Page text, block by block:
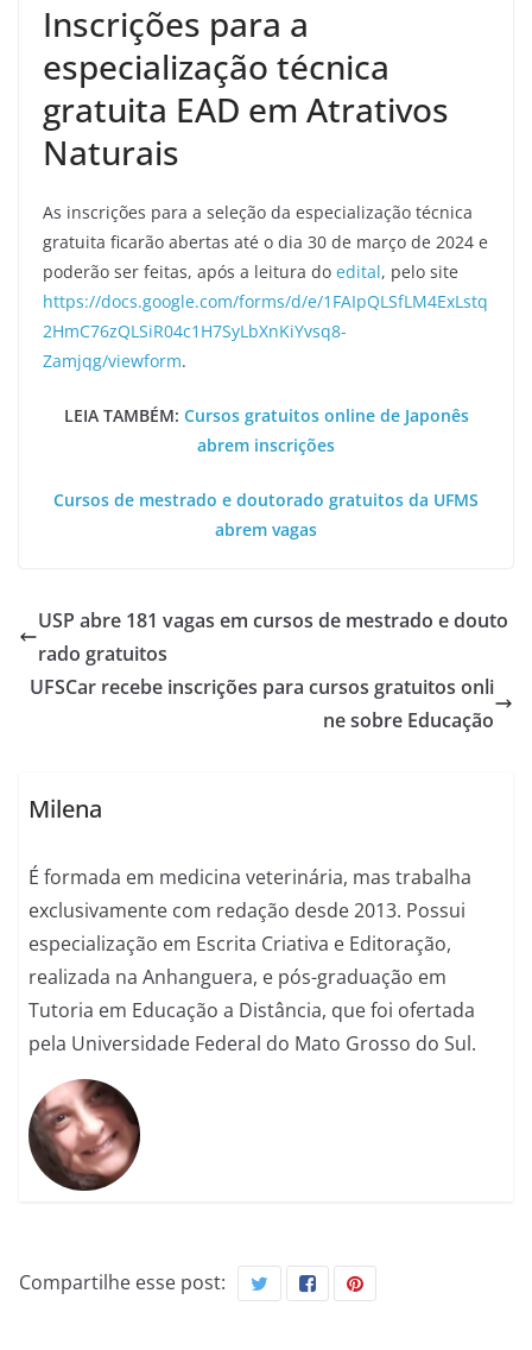
Inscrições para a
especialização técnica
gratuita EAD em Atrativos
Naturais
As inscrições para a seleção da especialização técnica
gratuita ficarão abertas até o dia 30 de março de 2024 e
poderão ser feitas, após a leitura do edital, pelo site
https://docs.google.com/forms/d/e/1FAIpQLSfLM4ExLstq
2HmC76zQLSiR04c1H7SyLbXnKiYvsq8-
Zamjqg/viewform.
LEIA TAMBÉM: Cursos gratuitos online de Japonês
abrem inscrições
Cursos de mestrado e doutorado gratuitos da UFMS
abrem vagas
USP abre 181 vagas em cursos de mestrado e douto
rado gratuitos
UFSCar recebe inscrições para cursos gratuitos onli
ne sobre Educação
Milena
É formada em medicina veterinária, mas trabalha
exclusivamente com redação desde 2013. Possui
especialização em Escrita Criativa e Editoração,
realizada na Anhanguera, e pós-graduação em
Tutoria em Educação a Distância, que foi ofertada
pela Universidade Federal do Mato Grosso do Sul.
Compartilhe esse post: